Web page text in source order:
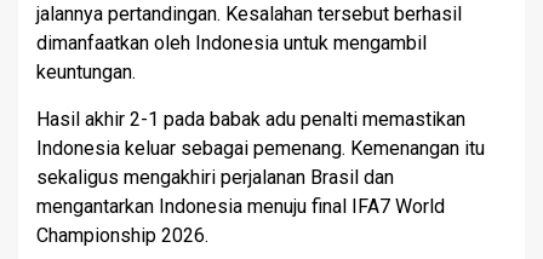
jalannya pertandingan. Kesalahan tersebut berhasil
dimanfaatkan oleh Indonesia untuk mengambil
keuntungan.
Hasil akhir 2-1 pada babak adu penalti memastikan
Indonesia keluar sebagai pemenang. Kemenangan itu
sekaligus mengakhiri perjalanan Brasil dan
mengantarkan Indonesia menuju final IFA7 World
Championship 2026.